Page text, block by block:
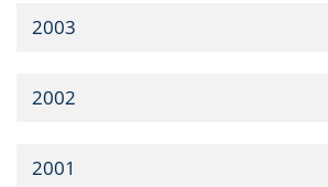
2003
2002
2001